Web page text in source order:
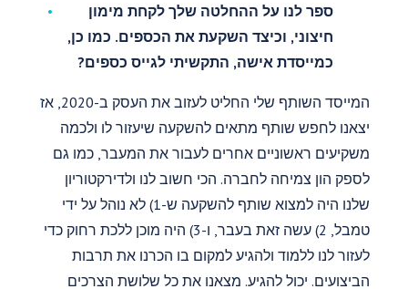
ספר לנו על ההחלטה שלך לקחת מימון
חיצוני, וכיצד השקעת את הכספים. כמו כן,
כמייסדת אישה, התקשיתי לגייס כספים?
המייסד השותף שלי החליט לעזוב את העסק ב-2020, אז
יצאנו לחפש שותף מתאים להשקעה שיעזור לו ולכמה
משקיעים ראשוניים אחרים לעבור את המעבר, כמו גם
לספק הון צמיחה לחברה. הכי חשוב לנו ולדירקטוריון
שלנו היה למצוא שותף להשקעה ש-1) לא נוהל על ידי
טמבל, 2) עשה זאת בעבר, ו-3) היה מוכן ללכת רחוק כדי
לעזור לנו ללמוד ולהגיע למקום בו הכרנו את תרבות
הביצועים. יכול להגיע. מצאנו את כל שלושת הצרכים